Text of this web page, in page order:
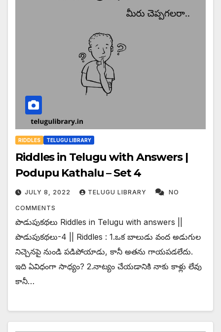
RIDDLES TELUGU LIBRARY
Riddles in Telugu with Answers |
Podupu Kathalu – Set 4
JULY 8, 2022 TELUGU LIBRARY NO
COMMENTS
పొడుపుకథలు Riddles in Telugu with answers ||
పొడుపుకథలు-4 || Riddles : 1.ఒక బాలుడు వంద అడుగుల
నిచ్చెనపై నుండి పడిపోయాడు, కానీ అతను గాయపడలేదు.
ఇది ఏవిధంగా సాధ్యం? 2.నాట్యం చేయడానికి నాకు కాళ్లు లేవు
కానీ…